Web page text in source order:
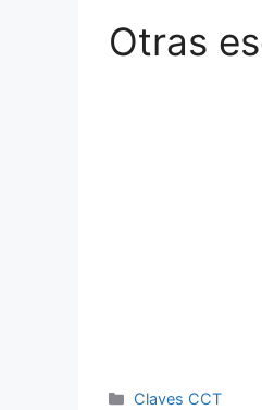
Otras
Categorías
Claves CCT